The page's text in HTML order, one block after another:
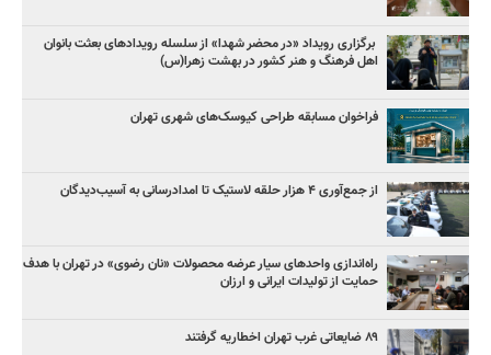
برگزاری رویداد «در محضر شهدا» از سلسله رویدادهای بعثت بانوان
اهل فرهنگ و هنر کشور در بهشت زهرا(س)
فراخوان مسابقه طراحی کیوسک‌های شهری تهران
از جمع‌آوری ۴ هزار حلقه لاستیک تا امدادرسانی به آسیب‌دیدگان
راه‌اندازی واحدهای سیار عرضه محصولات «نان رضوی» در تهران با هدف
حمایت از تولیدات ایرانی و ارزان
۸۹ ضایعاتی غرب تهران اخطاریه گرفتند